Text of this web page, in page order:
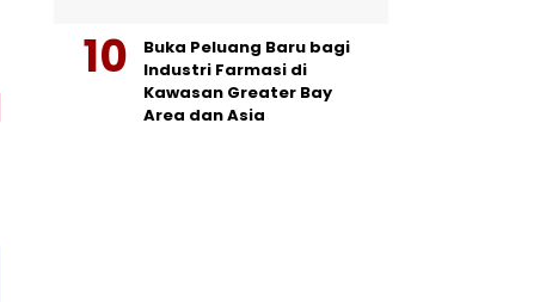
Buka Peluang Baru bagi
Industri Farmasi di
Kawasan Greater Bay
Area dan Asia